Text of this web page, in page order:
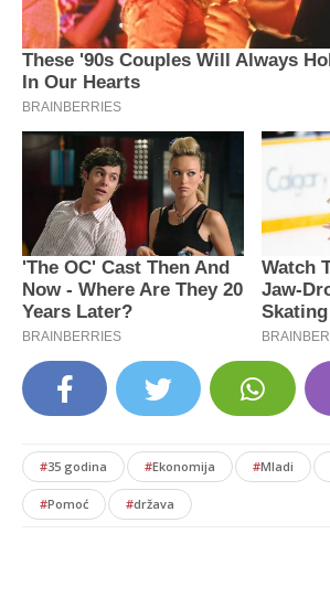
#35 godina #Ekonomija #Mladi
#Pomoć #država